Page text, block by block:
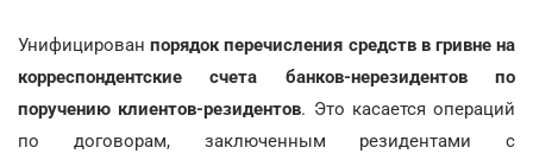
Унифицированпорядок перечисления средств в гривне на
корреспондентские счета банков-нерезидентов по
поручению клиентов-резидентов. Это касается операций
по договорам, заключенным резидентами с